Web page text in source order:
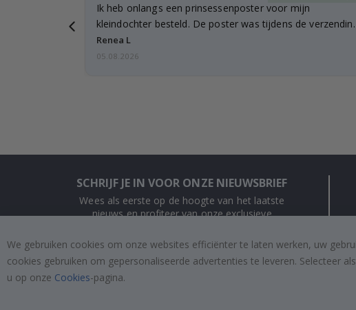
Ik heb onlangs een prinsessenposter voor mijn
kleindochter besteld. De poster was tijdens de
licht…
Renea L
05.08.2026
SCHRIJF JE IN VOOR ONZE NIEUWSBRIEF
Wees als eerste op de hoogte van het laatste
nieuws en profiteer van onze exclusieve
INSCHRIJVEN
We gebruiken cookies om onze websites efficiënter te laten werken, uw
cookies gebruiken om gepersonaliseerde advertenties te leveren. Selecteer
u op onze Cookies-pagina.